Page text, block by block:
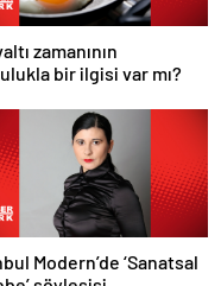
zamanının
bir ilgisi var mı?
Modern’de ‘Sanatsal